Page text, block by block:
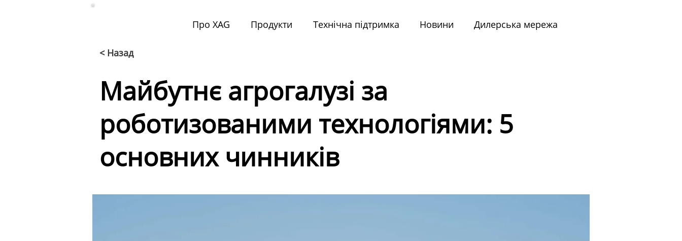
Про XAG Продукти Технічна підтримка Новини Дилерська мережа
< Назад
Майбутнє агрогалузі за
роботизованими технологіями: 5
основних чинників